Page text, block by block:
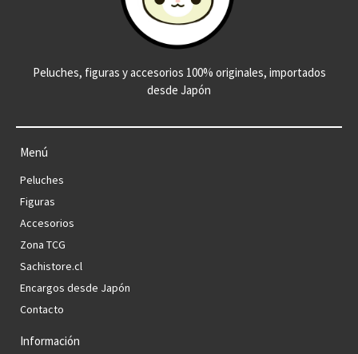
Peluches, figuras y accesorios 100% originales, importados
desde Japón
Menú
Peluches
Figuras
Accesorios
Zona TCG
Sachistore.cl
Encargos desde Japón
Contacto
Información